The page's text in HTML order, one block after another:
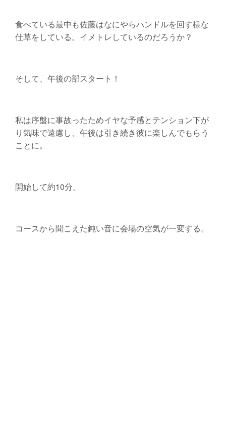
食べている最中も佐藤はなにやらハンドルを回す様な
仕草をしている。イメトレしているのだろうか？
そして、午後の部スタート！
私は序盤に事故ったためイヤな予感とテンション下が
り気味で遠慮し、午後は引き続き彼に楽しんでもらう
ことに。
開始して約10分。
コースから聞こえた鈍い音に会場の空気が一変する。